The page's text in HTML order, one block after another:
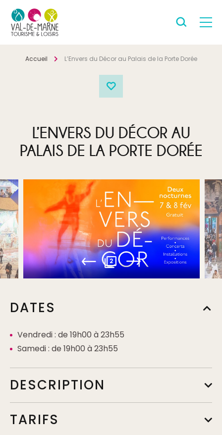
Accueil L’Envers du Décor au Palais de la Porte Dorée
L’ENVERS DU DÉCOR AU
PALAIS DE LA PORTE DORÉE
2
DATES
Vendredi : de 19h00 à 23h55
Samedi : de 19h00 à 23h55
DESCRIPTION
TARIFS